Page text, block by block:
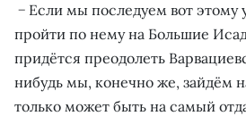
− Если мы последуем вот этому
пройти по нему на Большие
придётся преодолеть
нибудь мы, конечно же, зайдём
только может быть на самый